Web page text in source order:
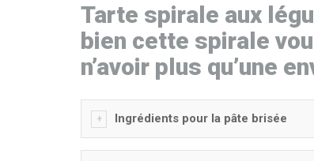
Tarte spirale aux
bien cette spirale
n’avoir plus qu’une
Ingrédients pour la pâte brisée